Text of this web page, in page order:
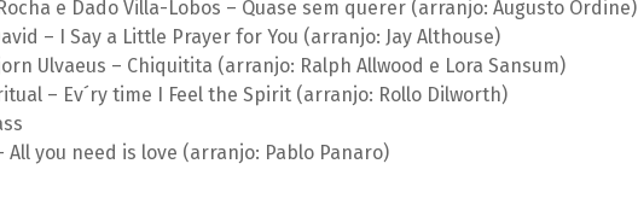
e Dado Villa-Lobos – Quase sem querer (arranjo: Augusto Ordine)
– I Say a Little Prayer for You (arranjo: Jay Althouse)
Ulvaeus – Chiquitita (arranjo: Ralph Allwood e Lora Sansum)
– Ev´ry time I Feel the Spirit (arranjo: Rollo Dilworth)
All you need is love (arranjo: Pablo Panaro)